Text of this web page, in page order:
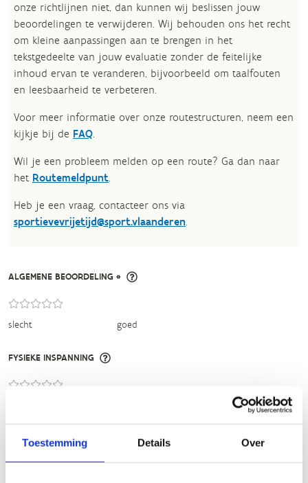
Toestemming Details Over
onze richtlijnen niet, dan kunnen wij beslissen jouw
beoordelingen te verwijderen. Wij behouden ons het recht
om kleine aanpassingen aan te brengen in het
tekstgedeelte van jouw evaluatie zonder de feitelijke
inhoud ervan te veranderen, bijvoorbeeld om taalfouten
en leesbaarheid te verbeteren.​
Voor meer informatie over onze routestructuren, neem een
kijkje bij de FAQ.
Wil je een probleem melden op een route? Ga dan naar
het Routemeldpunt.
Heb je een vraag, contacteer ons via
sportievevrijetijd@sport.vlaanderen.​
ALGEMENE BEOORDELING *
slecht goed
FYSIEKE INSPANNING
TECHNISCHE MOEILIJKHEIDSGRAAD